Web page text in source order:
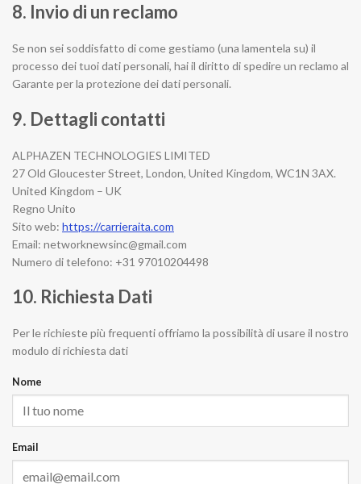
8. Invio di un reclamo
Se non sei soddisfatto di come gestiamo (una lamentela su) il
processo dei tuoi dati personali, hai il diritto di spedire un reclamo al
Garante per la protezione dei dati personali.
9. Dettagli contatti
ALPHAZEN TECHNOLOGIES LIMITED
27 Old Gloucester Street, London, United Kingdom, WC1N 3AX.
United Kingdom – UK
Regno Unito
Sito web: https://carrieraita.com
Email: networknewsinc@gmail.com
Numero di telefono: +31 97010204498
10. Richiesta Dati
Per le richieste più frequenti offriamo la possibilità di usare il nostro
modulo di richiesta dati
Nome
Email